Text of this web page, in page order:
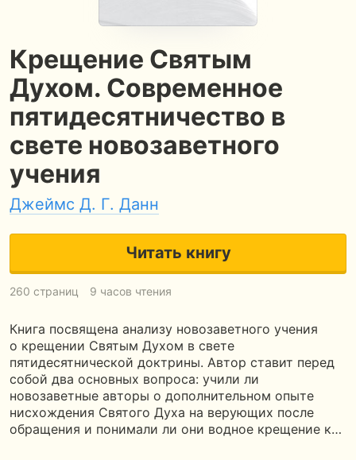
Крещение Святым
Духом. Современное
пятидесятничество в
свете новозаветного
учения
Джеймс Д. Г. Данн
Читать книгу
260 страниц 9 часов чтения
Книга посвящена анализу новозаветного учения
о крещении Святым Духом в свете
пятидесятнической доктрины. Автор ставит перед
собой два основных вопроса: учили ли
новозаветные авторы о дополнительном опыте
нисхождения Святого Духа на верующих после
обращения и понимали ли они водное крещение к…